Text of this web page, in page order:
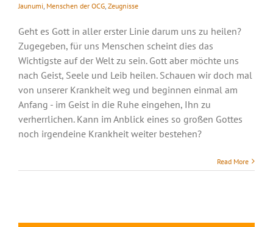
Jaunumi Menschen der OCG Zeugnisse
Geht es Gott in aller erster Linie darum uns zu heilen?
Zugegeben, für uns Menschen scheint dies das
Wichtigste auf der Welt zu sein. Gott aber möchte uns
nach Geist, Seele und Leib heilen. Schauen wir doch mal
von unserer Krankheit weg und beginnen einmal am
Anfang - im Geist in die Ruhe eingehen, Ihn zu
verherrlichen. Kann im Anblick eines so großen Gottes
noch irgendeine Krankheit weiter bestehen?
Read More